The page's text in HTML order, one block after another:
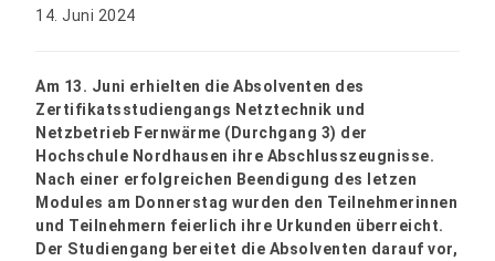
14. Juni 2024
Am 13. Juni erhielten die Absolventen des
Zertifikatsstudiengangs Netztechnik und
Netzbetrieb Fernwärme (Durchgang 3) der
Hochschule Nordhausen ihre Abschlusszeugnisse.
Nach einer erfolgreichen Beendigung des letzen
Modules am Donnerstag wurden den Teilnehmerinnen
und Teilnehmern feierlich ihre Urkunden überreicht.
Der Studiengang bereitet die Absolventen darauf vor,